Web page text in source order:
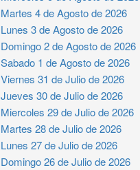
Martes 4 de Agosto de 2026
Lunes 3 de Agosto de 2026
Domingo 2 de Agosto de 2026
Sabado 1 de Agosto de 2026
Viernes 31 de Julio de 2026
Jueves 30 de Julio de 2026
Miercoles 29 de Julio de 2026
Martes 28 de Julio de 2026
Lunes 27 de Julio de 2026
Domingo 26 de Julio de 2026